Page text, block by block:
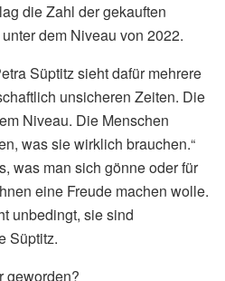
die Zahl der gekauften
dem Niveau von 2022.
Süptitz sieht dafür mehrere
unsicheren Zeiten. Die
Niveau. Die Menschen
was sie wirklich brauchen.“
was man sich gönne oder für
eine Freude machen wolle.
unbedingt, sie sind
Süptitz.
geworden?